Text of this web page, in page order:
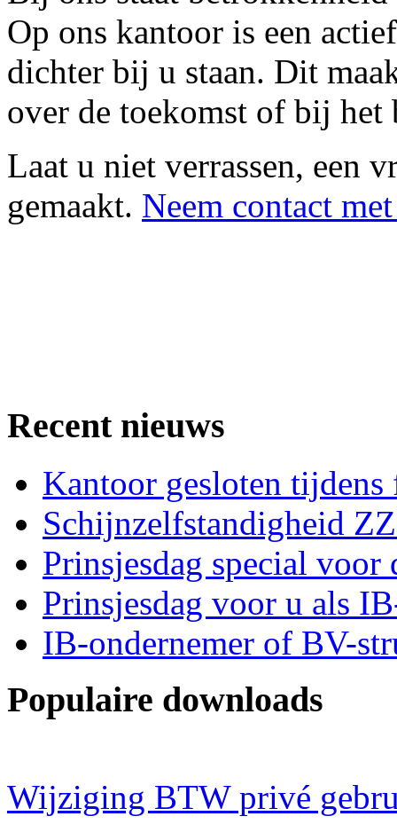
Op ons kantoor is een
dichter bij u staan. Dit
over de toekomst of bij
Laat u niet verrassen, een
gemaakt. Neem contact
Recent nieuws
Kantoor gesloten tijdens
Schijnzelfstandigheid
Prinsjesdag special voor
Prinsjesdag voor u als
IB-ondernemer of BV-
Populaire downloads
Wijziging BTW privé